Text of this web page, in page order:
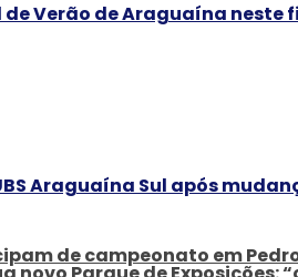
Verão de Araguaína neste
Araguaína Sul após
de campeonato em